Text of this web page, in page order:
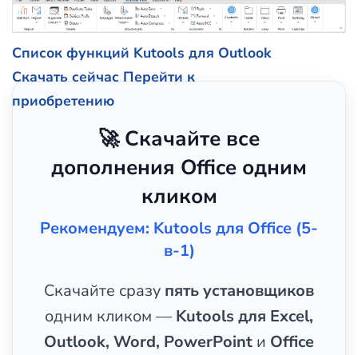
Список функций Kutools для Outlook
Скачать сейчас Перейти к
приобретению
🚀 Скачайте все
дополнения Office одним
кликом
Рекомендуем: Kutools для Office (5-
в-1)
Скачайте сразу пять установщиков
одним кликом — Kutools для Excel,
Outlook, Word, PowerPoint и Office